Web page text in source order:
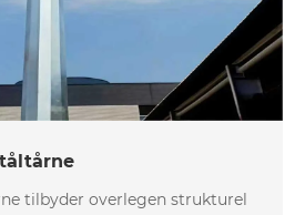
​​tilbyder overlegen strukturel